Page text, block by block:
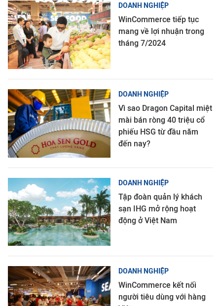
DOANH NGHIỆP
WinCommerce tiếp tục
mang về lợi nhuận trong
tháng 7/2024
DOANH NGHIỆP
Vì sao Dragon Capital miệt
mài bán ròng 40 triệu cổ
phiếu HSG từ đầu năm
đến nay?
DOANH NGHIỆP
Tập đoàn quản lý khách
sạn IHG mở rộng hoạt
động ở Việt Nam
DOANH NGHIỆP
WinCommerce kết nối
người tiêu dùng với hàng